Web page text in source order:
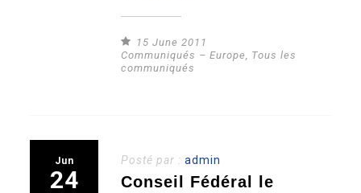
15 June 2011
Communiqués – Europe, Tous les
communiqués
Jun
24
Posté par :admin
Conseil Fédéral le